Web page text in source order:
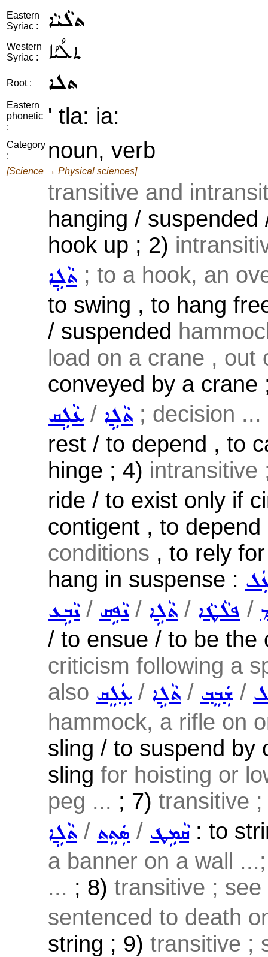
Eastern
Syriac :
ܬܠܵܝܵܐ
Western
Syriac :
ܬܠܳܝܳܐ
Root : ܬܠܐ
Eastern
phonetic
:
' tla: ia:
Category
:
noun, verb
[Science → Physical sciences]
transitive and
hanging /
hook up ; 2)
ܬܵܠܹܐ ; to a hook, an
to swing , to hang
/ suspended
load on a crane , out
conveyed by a
ܥܵܠܹܩ / ܬܵܠܹܐ ; decision
rest / to depend , to
hinge ; 4)
ride / to exist only if
contigent , to depend
conditions , to rely
hang in suspense :
ܢܵܒܹܥ/ ܢܵܦܹܩ/ ܬܵܠܹܐ / ܦܠܵܛܵܐ /
/ to ensue / to be the
criticism following a
also ܥܲܠܸܩ / ܬܵܠܹܐ / ܫܲܒܸܒ݂ /
hammock, a rifle on
sling / to suspend by
sling for hoisting or
peg ... ; 7) transitive
ܬܵܠܹܐ / ܣܲܬܸܬ / ܩܵܡܹܛ: to
a banner on a wall
... ; 8) transitive ;
sentenced to death
string ; 9) transitive ;